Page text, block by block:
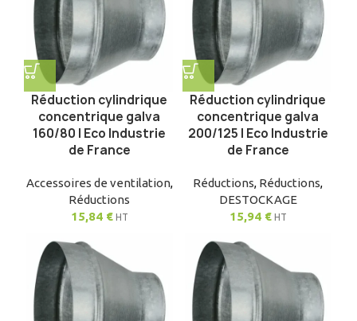
Réduction cylindrique
concentrique galva
160/80 | Eco Industrie
de France
Accessoires de ventilation,
Réductions
15,84 € HT
Réduction cylindrique
concentrique galva
200/125 | Eco Industrie
de France
Réductions, Réductions,
DESTOCKAGE
15,94 € HT